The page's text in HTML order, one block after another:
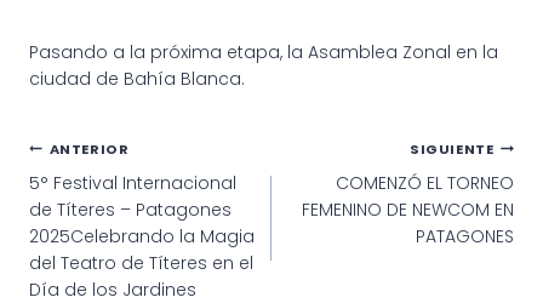
Pasando a la próxima etapa, la Asamblea Zonal en la
ciudad de Bahía Blanca.
Navegación
de
entradas
ANTERIOR
5° Festival Internacional
de Títeres – Patagones
2025Celebrando la Magia
del Teatro de Títeres en el
Día de los Jardines
SIGUIENTE
COMENZÓ EL TORNEO
FEMENINO DE NEWCOM EN
PATAGONES